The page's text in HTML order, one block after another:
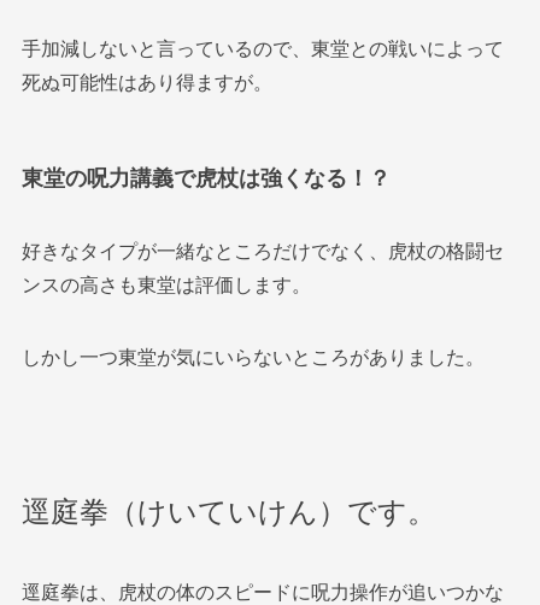
手加減しないと言っているので、東堂との戦いによって
死ぬ可能性はあり得ますが。
東堂の呪力講義で虎杖は強くなる！？
好きなタイプが一緒なところだけでなく、虎杖の格闘セ
ンスの高さも東堂は評価します。
しかし一つ東堂が気にいらないところがありました。
逕庭拳（けいていけん）です。
逕庭拳は、虎杖の体のスピードに呪力操作が追いつかな